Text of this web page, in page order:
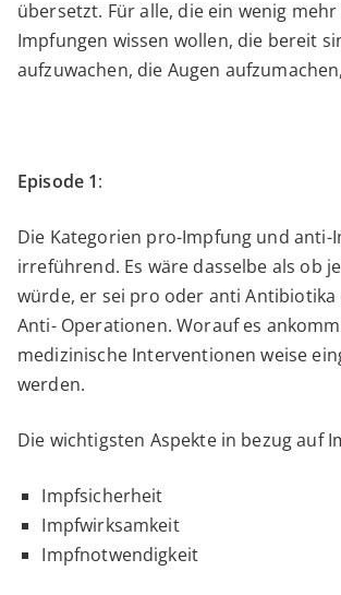
übersetzt. Für alle, die ein wenig
Impfungen wissen wollen, die bereit
aufzuwachen, die Augen
Episode 1:
Die Kategorien pro-Impfung und anti-
irreführend. Es wäre dasselbe als ob
würde, er sei pro oder anti
Anti- Operationen. Worauf es
medizinische Interventionen weise
werden.
Die wichtigsten Aspekte in bezug auf
Impfsicherheit
Impfwirksamkeit
Impfnotwendigkeit